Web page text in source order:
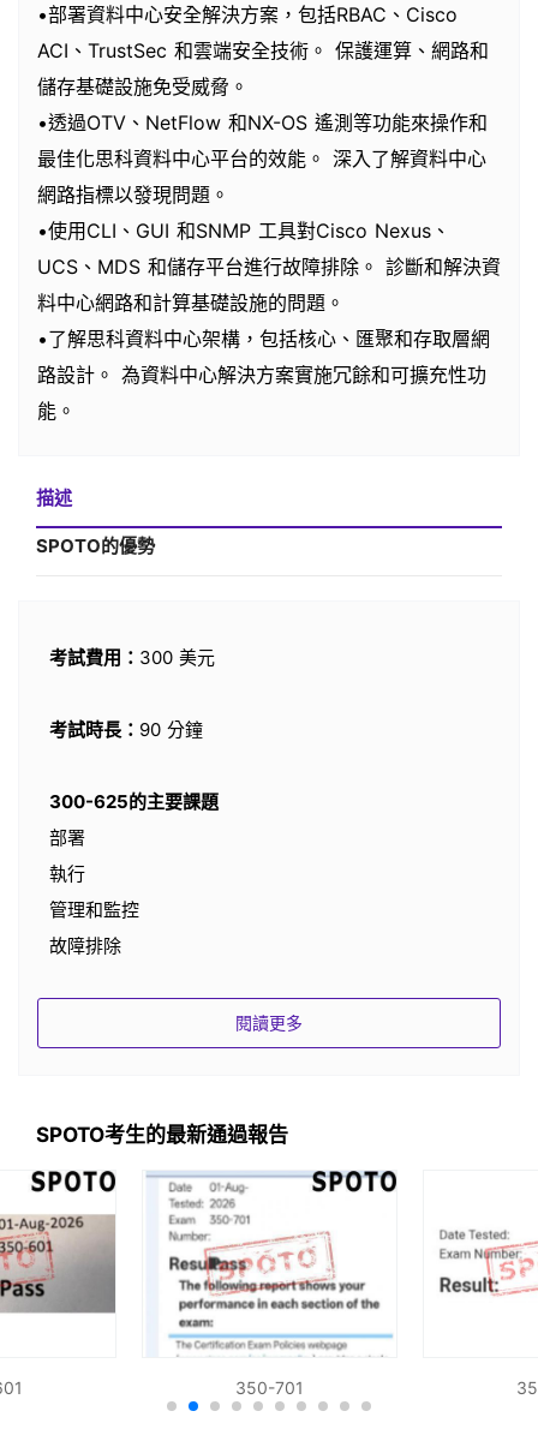
•部署資料中心安全解決方案，包括RBAC、Cisco
ACI、TrustSec 和雲端安全技術。 保護運算、網路和
儲存基礎設施免受威脅。
•透過OTV、NetFlow 和NX-OS 遙測等功能來操作和
最佳化思科資料中心平台的效能。 深入了解資料中心
網路指標以發現問題。
•使用CLI、GUI 和SNMP 工具對Cisco Nexus、
UCS、MDS 和儲存平台進行故障排除。 診斷和解決資
料中心網路和計算基礎設施的問題。
•了解思科資料中心架構，包括核心、匯聚和存取層網
路設計。 為資料中心解決方案實施冗餘和可擴充性功
能。
描述
SPOTO的優勢
考試費用： 300 美元
考試時長： 90 分鐘
300-625的主要課題
部署
執行
管理和監控
故障排除
閱讀更多
SPOTO考生的最新通過報告
350-701